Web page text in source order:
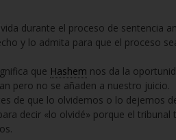
durante el proceso de sentencia
y lo admita para que el proceso
que Hashem nos da la
pero no se añaden a nuestro juicio.
de que lo olvidemos o lo dejemos
decir «lo olvidé» porque el